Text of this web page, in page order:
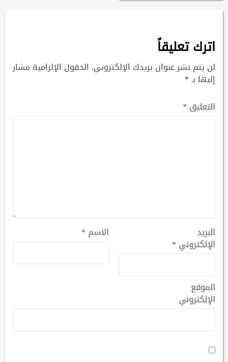
اترك تعليقاً
لن يتم نشر عنوان بريدك الإلكتروني. الحقول الإلزامية مشار
إليها بـ*
التعليق *
الاسم * البريد
الإلكتروني *
الموقع
الإلكتروني